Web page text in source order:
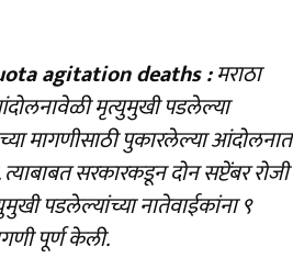
agitation deaths :मराठा
मृत्युमुखी पडलेल्या
मागणीसाठी पुकारलेल्या आंदोलनात
सरकारकडून दोन सप्टेंबर रोजी
पडलेल्यांच्या नातेवाईकांना ९
पूर्ण केली.